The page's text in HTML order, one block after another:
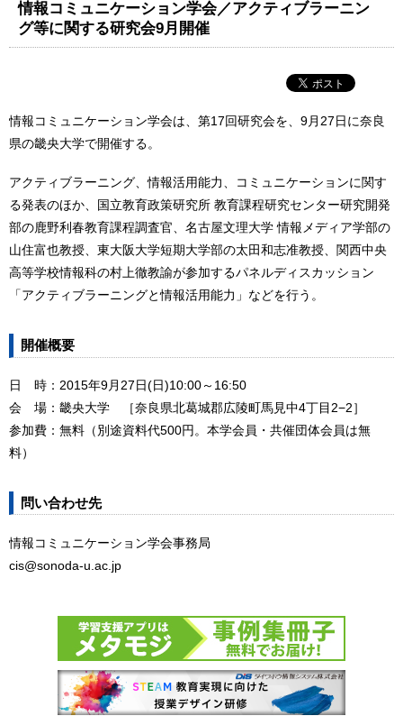
情報コミュニケーション学会／アクティブラーニン
グ等に関する研究会9月開催
情報コミュニケーション学会は、第17回研究会を、9月27日に奈良
県の畿央大学で開催する。
アクティブラーニング、情報活用能力、コミュニケーションに関す
る発表のほか、国立教育政策研究所 教育課程研究センター研究開発
部の鹿野利春教育課程調査官、名古屋文理大学 情報メディア学部の
山住富也教授、東大阪大学短期大学部の太田和志准教授、関西中央
高等学校情報科の村上徹教諭が参加するパネルディスカッション
「アクティブラーニングと情報活用能力」などを行う。
開催概要
日 時：2015年9月27日(日)10:00～16:50
会 場：畿央大学 ［奈良県北葛城郡広陵町馬見中4丁目2−2］
参加費：無料（別途資料代500円。本学会員・共催団体会員は無
料）
問い合わせ先
情報コミュニケーション学会事務局
cis@sonoda-u.ac.jp